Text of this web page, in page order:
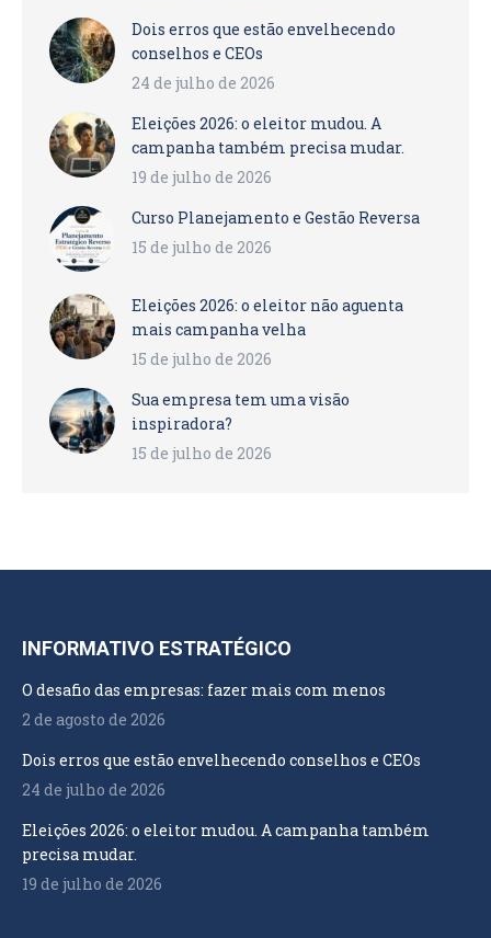
Dois erros que estão envelhecendo
conselhos e CEOs
24 de julho de 2026
Eleições 2026: o eleitor mudou. A
campanha também precisa mudar.
19 de julho de 2026
Curso Planejamento e Gestão Reversa
15 de julho de 2026
Eleições 2026: o eleitor não aguenta
mais campanha velha
15 de julho de 2026
Sua empresa tem uma visão
inspiradora?
15 de julho de 2026
INFORMATIVO ESTRATÉGICO
O desafio das empresas: fazer mais com menos
2 de agosto de 2026
Dois erros que estão envelhecendo conselhos e CEOs
24 de julho de 2026
Eleições 2026: o eleitor mudou. A campanha também
precisa mudar.
19 de julho de 2026